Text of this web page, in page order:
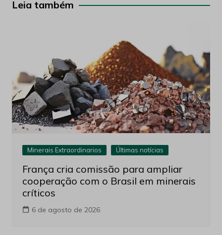
Leia também
Minerais Extraordinarios Últimas notícias
França cria comissão para ampliar
cooperação com o Brasil em minerais
críticos
6 de agosto de 2026